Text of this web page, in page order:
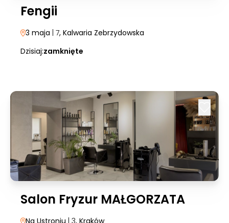
Fengii
3 maja | 7, Kalwaria Zebrzydowska
Dzisiaj:zamknięte
Salon Fryzur MAŁGORZATA
Na Ustroniu | 3, Kraków